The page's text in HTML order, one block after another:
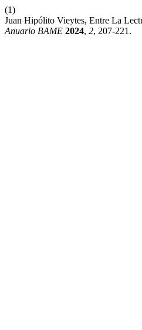
(1)
Juan Hipólito Vieytes, Entre La
Anuario BAME 2024, 2, 207-221.